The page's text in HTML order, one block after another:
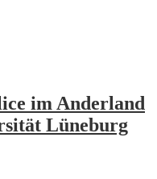
im Anderland
Lüneburg